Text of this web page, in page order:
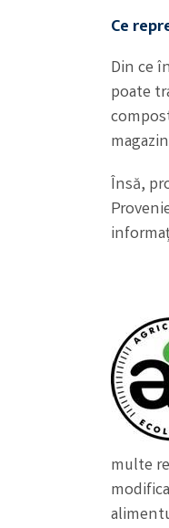
Ce
Din ce
poate
Însă,
multe